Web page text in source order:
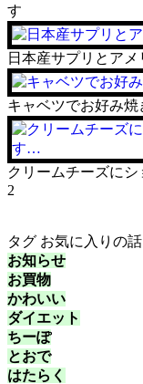
す
日本産サプリとア
キャベツでお好み
クリームチーズに
2
タグ お気に入りの
お知らせ
お買物
かわいい
ダイエット
ちーぽ
とおで
はたらく